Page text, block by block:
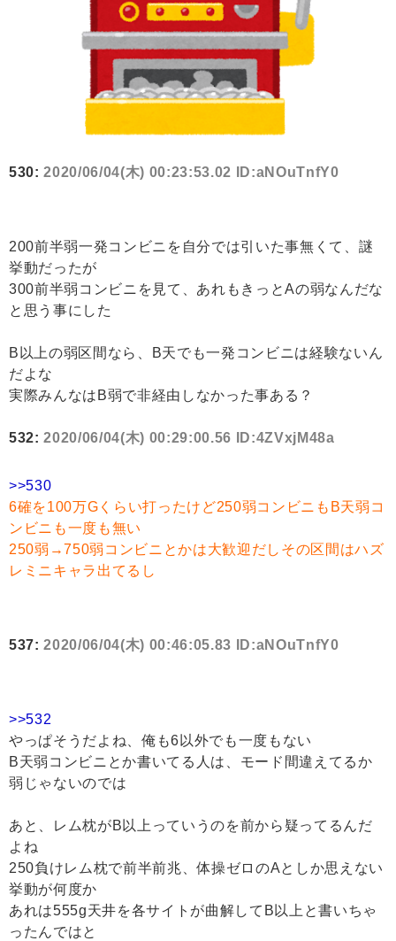
530:2020/06/04(木) 00:23:53.02 ID:aNOuTnfY0
200前半弱一発コンビニを自分では引いた事無くて、謎
挙動だったが
300前半弱コンビニを見て、あれもきっとAの弱なんだな
と思う事にした
B以上の弱区間なら、B天でも一発コンビニは経験ないん
だよな
実際みんなはB弱で非経由しなかった事ある？
532:2020/06/04(木) 00:29:00.56 ID:4ZVxjM48a
>>530
6確を100万Gくらい打ったけど250弱コンビニもB天弱コ
ンビニも一度も無い
250弱→750弱コンビニとかは大歓迎だしその区間はハズ
レミニキャラ出てるし
537:2020/06/04(木) 00:46:05.83 ID:aNOuTnfY0
>>532
やっぱそうだよね、俺も6以外でも一度もない
B天弱コンビニとか書いてる人は、モード間違えてるか
弱じゃないのでは
あと、レム枕がB以上っていうのを前から疑ってるんだ
よね
250負けレム枕で前半前兆、体操ゼロのAとしか思えない
挙動が何度か
あれは555g天井を各サイトが曲解してB以上と書いちゃ
ったんではと